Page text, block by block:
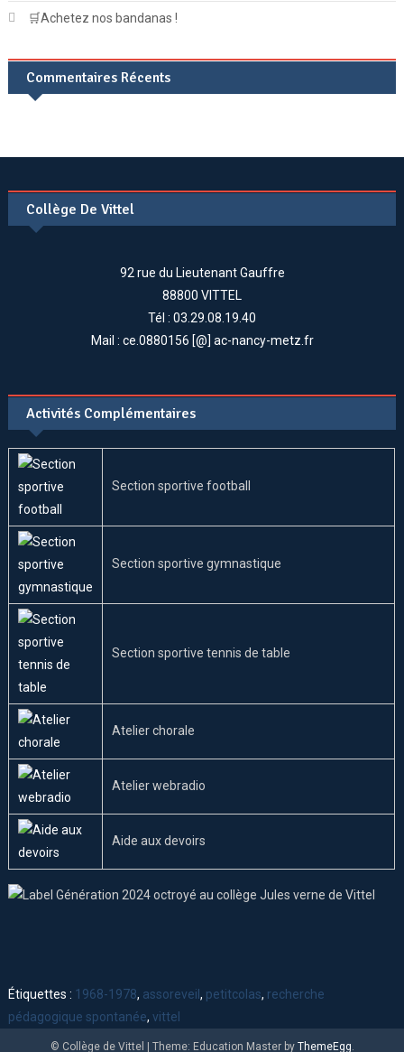
🛒Achetez nos bandanas !
Commentaires Récents
Collège De Vittel
92 rue du Lieutenant Gauffre
88800 VITTEL
Tél : 03.29.08.19.40
Mail : ce.0880156 [@] ac-nancy-metz.fr
Activités Complémentaires
Section sportive football
Section sportive gymnastique
Section sportive tennis de table
Atelier chorale
Atelier webradio
Aide aux devoirs
Étiquettes : 1968-1978, assoreveil, petitcolas, recherche
pédagogique spontanée,vittel
© Collège de Vittel | Theme: Education Master by ThemeEgg